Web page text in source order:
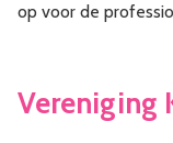
op voor de
Vereniging